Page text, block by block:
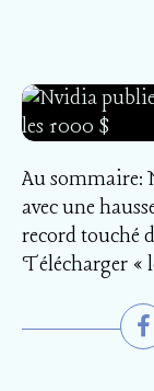
Au sommaire:
avec une
record touché
Télécharger «